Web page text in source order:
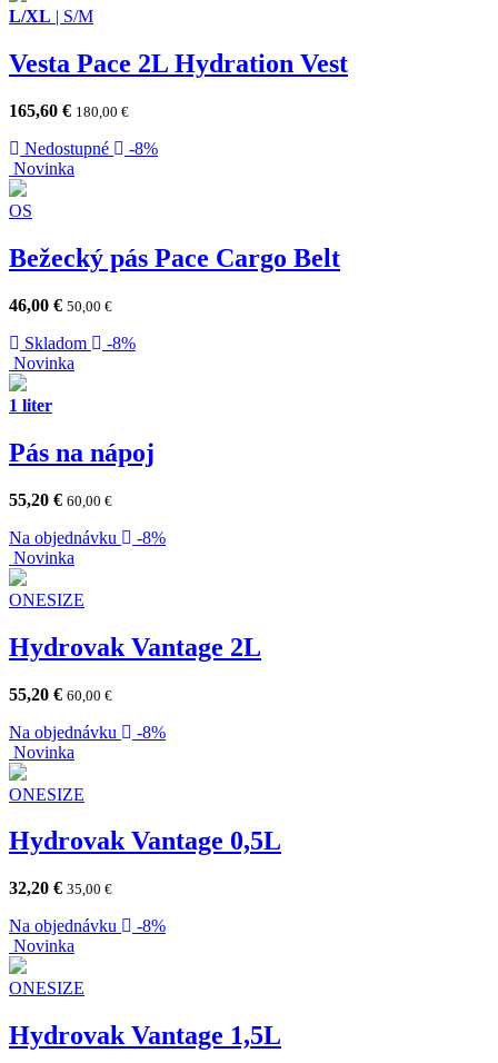
L/XL | S/M
Vesta Pace 2L Hydration Vest
165,60 € 180,00 €
Nedostupné
-8%
Novinka
OS
Bežecký pás Pace Cargo Belt
46,00 € 50,00 €
Skladom
-8%
Novinka
1 liter
Pás na nápoj
55,20 € 60,00 €
Na objednávku
-8%
Novinka
ONESIZE
Hydrovak Vantage 2L
55,20 € 60,00 €
Na objednávku
-8%
Novinka
ONESIZE
Hydrovak Vantage 0,5L
32,20 € 35,00 €
Na objednávku
-8%
Novinka
ONESIZE
Hydrovak Vantage 1,5L